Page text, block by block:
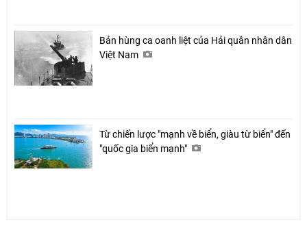
Bản hùng ca oanh liệt của Hải quân nhân dân
Việt Nam
Từ chiến lược "mạnh về biển, giàu từ biển" đến
"quốc gia biển mạnh"